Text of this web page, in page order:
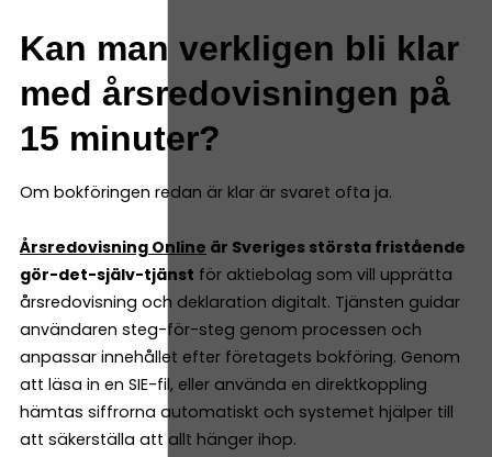
Kan man verkligen bli klar
med årsredovisningen på
15 minuter?
Om bokföringen redan är klar är svaret ofta ja.
Årsredovisning Online är Sveriges största fristående
gör-det-själv-tjänst för aktiebolag som vill upprätta
årsredovisning och deklaration digitalt. Tjänsten guidar
användaren steg-för-steg genom processen och
anpassar innehållet efter företagets bokföring. Genom
att läsa in en SIE-fil, eller använda en direktkoppling
hämtas siffrorna automatiskt och systemet hjälper till
att säkerställa att allt hänger ihop.